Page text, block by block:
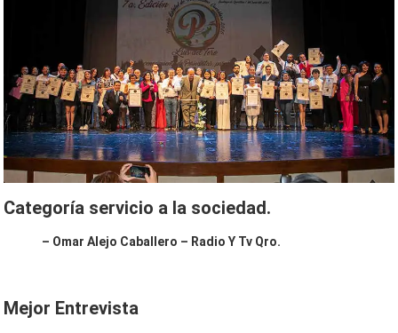
Categoría servicio a la sociedad.
– Omar Alejo Caballero – Radio Y Tv Qro.
Mejor Entrevista